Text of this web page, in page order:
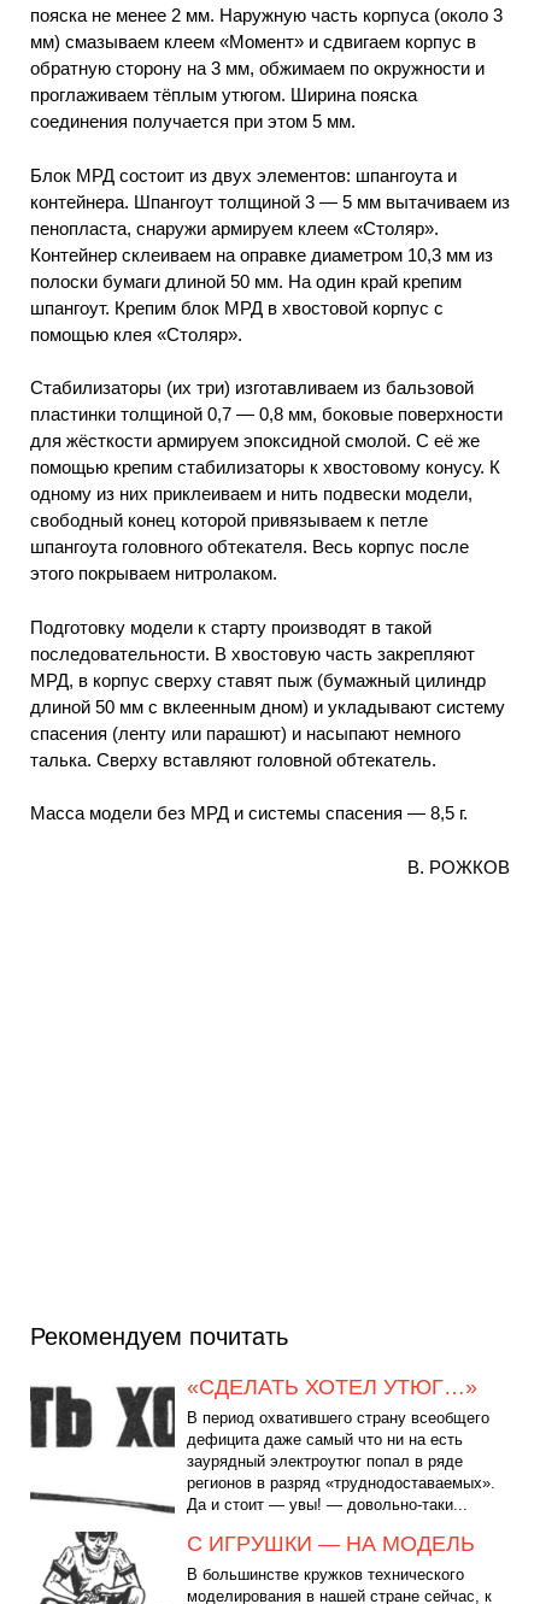
пояска не менее 2 мм. Наружную часть корпуса (около 3
мм) смазываем клеем «Момент» и сдвигаем корпус в
обратную сторону на 3 мм, обжимаем по окружности и
проглаживаем тёплым утюгом. Ширина пояска
соединения получается при этом 5 мм.
Блок МРД состоит из двух элементов: шпангоута и
контейнера. Шпангоут толщиной 3 — 5 мм вытачиваем из
пенопласта, снаружи армируем клеем «Столяр».
Контейнер склеиваем на оправке диаметром 10,3 мм из
полоски бумаги длиной 50 мм. На один край крепим
шпангоут. Крепим блок МРД в хвостовой корпус с
помощью клея «Столяр».
Стабилизаторы (их три) изготавливаем из бальзовой
пластинки толщиной 0,7 — 0,8 мм, боковые поверхности
для жёсткости армируем эпоксидной смолой. С её же
помощью крепим стабилизаторы к хвостовому конусу. К
одному из них приклеиваем и нить подвески модели,
свободный конец которой привязываем к петле
шпангоута головного обтекателя. Весь корпус после
этого покрываем нитролаком.
Подготовку модели к старту производят в такой
последовательности. В хвостовую часть закрепляют
МРД, в корпус сверху ставят пыж (бумажный цилиндр
длиной 50 мм с вклеенным дном) и укладывают систему
спасения (ленту или парашют) и насыпают немного
талька. Сверху вставляют головной обтекатель.
Масса модели без МРД и системы спасения — 8,5 г.
В. РОЖКОВ
Рекомендуем почитать
«СДЕЛАТЬ ХОТЕЛ УТЮГ…»
В период охватившего страну всеобщего
дефицита даже самый что ни на есть
заурядный электроутюг попал в ряде
регионов в разряд «труднодоставаемых».
Да и стоит — увы! — довольно-таки...
С ИГРУШКИ — НА МОДЕЛЬ
В большинстве кружков технического
моделирования в нашей стране сейчас, к